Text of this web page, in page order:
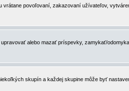
povoľovaní, zakazovaní užívateľov,
alebo mazať príspevky, zamykať/
skupín a každej skupine môže byť